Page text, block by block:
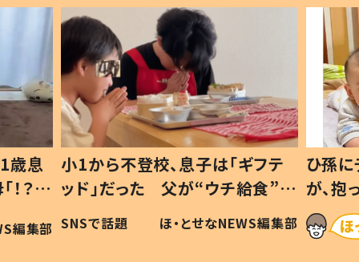
歳息
？」
編集部
小1から不登校、息子は「ギフテ
ッド」だった 父が“ウチ給食”を
作り続ける理由とは #令和の親
#令和の子
SNSで話題 ほ・とせなNEWS編集部
ひ孫
が、
「涙が
い」